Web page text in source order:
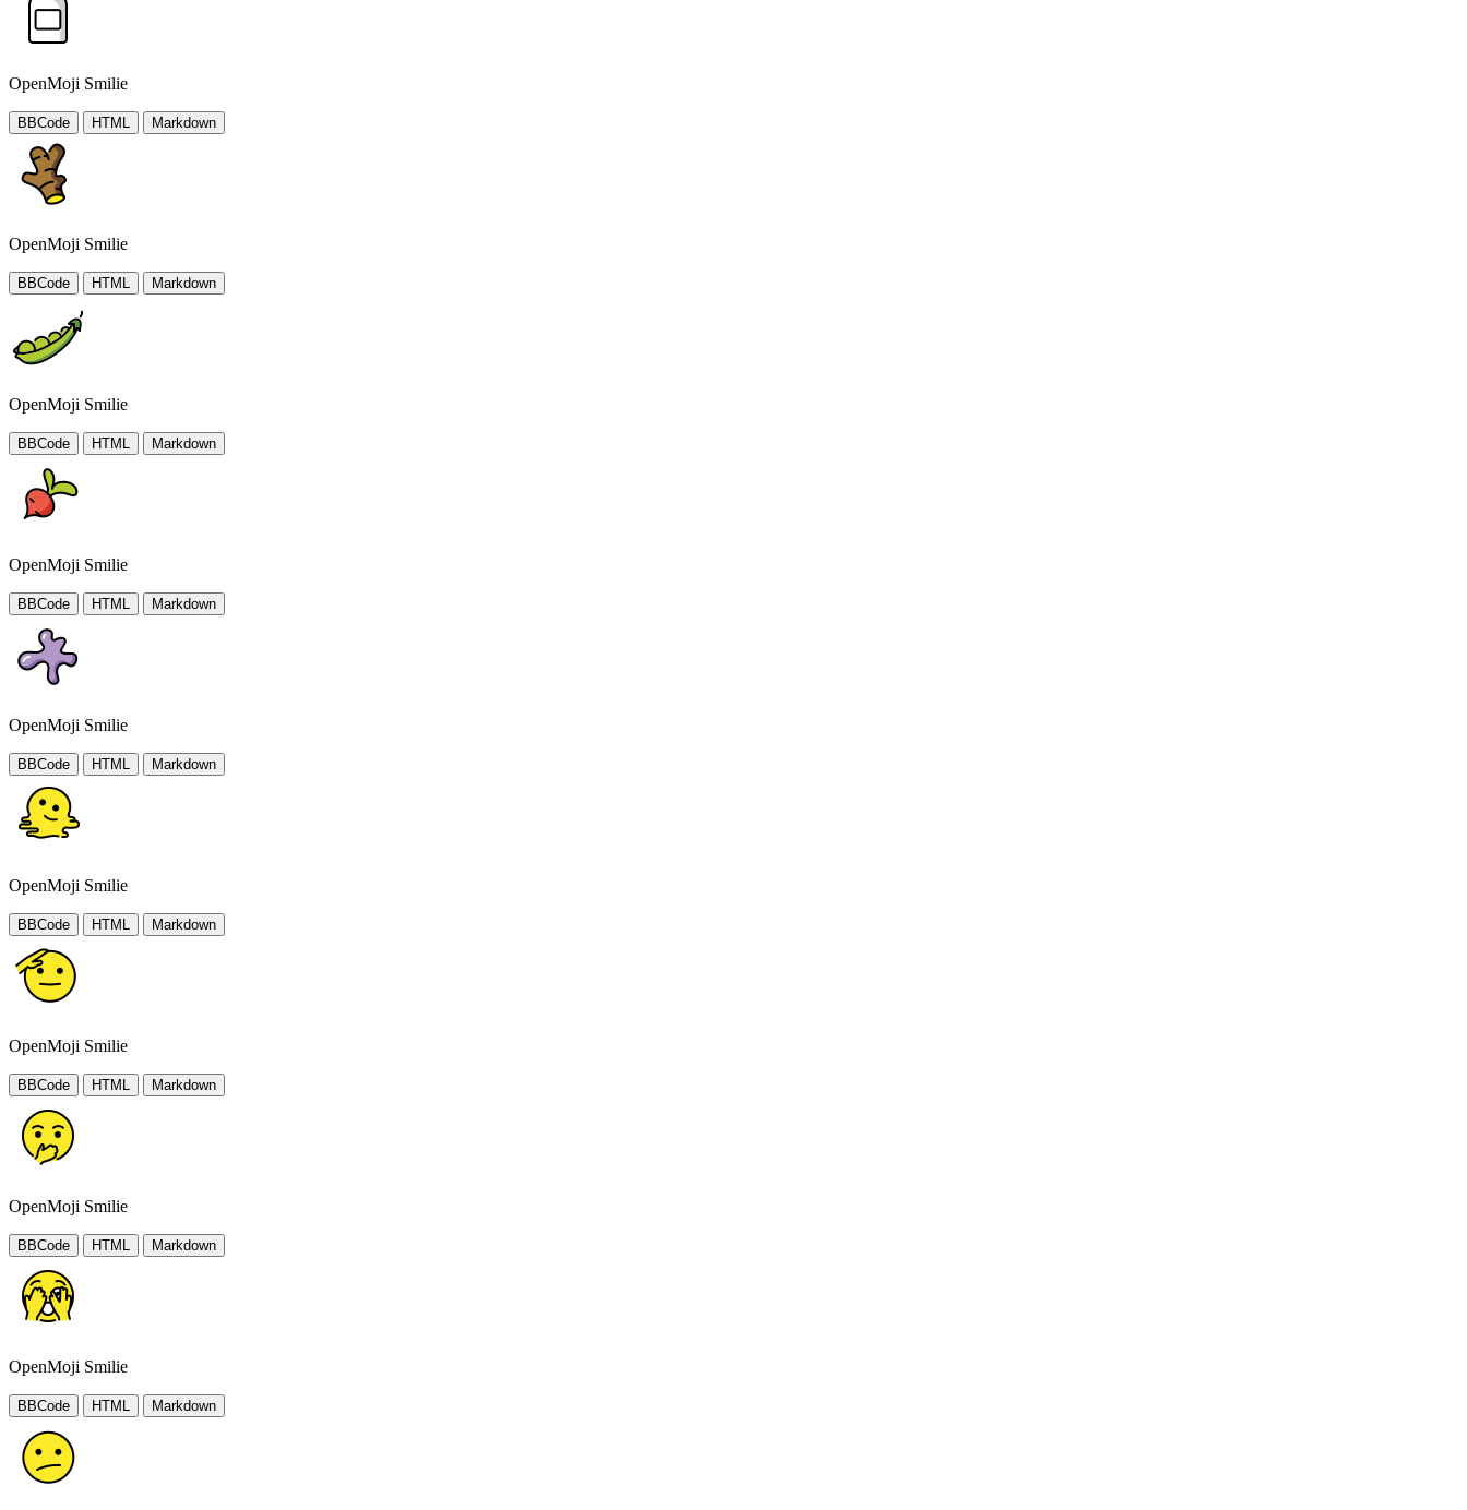
OpenMoji Smilie
BBCode HTML Markdown
OpenMoji Smilie
BBCode HTML Markdown
OpenMoji Smilie
BBCode HTML Markdown
OpenMoji Smilie
BBCode HTML Markdown
OpenMoji Smilie
BBCode HTML Markdown
OpenMoji Smilie
BBCode HTML Markdown
OpenMoji Smilie
BBCode HTML Markdown
OpenMoji Smilie
BBCode HTML Markdown
OpenMoji Smilie
BBCode HTML Markdown